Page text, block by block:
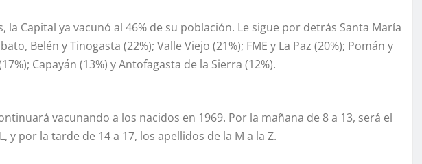
Capital ya vacunó al 46% de su población. Le sigue por detrás Santa María
Belén y Tinogasta (22%); Valle Viejo (21%); FME y La Paz (20%); Pomán y
Capayán (13%) y Antofagasta de la Sierra (12%).
vacunando a los nacidos en 1969. Por la mañana de 8 a 13, será el
y por la tarde de 14 a 17, los apellidos de la M a la Z.